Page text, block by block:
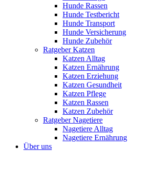
Hunde Rassen
Hunde Testbericht
Hunde Transport
Hunde Versicherung
Hunde Zubehör
Ratgeber Katzen
Katzen Alltag
Katzen Ernährung
Katzen Erziehung
Katzen Gesundheit
Katzen Pflege
Katzen Rassen
Katzen Zubehör
Ratgeber Nagetiere
Nagetiere Alltag
Nagetiere Ernährung
Über uns